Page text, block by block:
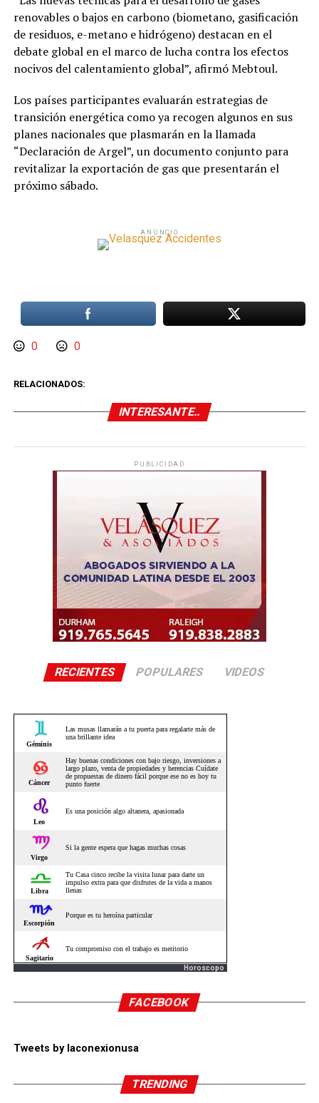
renovables o bajos en carbono (biometano, gasificación
de residuos, e-metano e hidrógeno) destacan en el
debate global en el marco de lucha contra los efectos
nocivos del calentamiento global”, afirmó Mebtoul.
Los países participantes evaluarán estrategias de
transición energética como ya recogen algunos en sus
planes nacionales que plasmarán en la llamada
“Declaración de Argel”, un documento conjunto para
revitalizar la exportación de gas que presentarán el
próximo sábado.
ANUNCIO
0 0
RELACIONADOS:
INTERESANTE..
PUBLICIDAD
RECIENTES POPULARES VIDEOS
Horoscopo
FACEBOOK
Tweets by laconexionusa
TRENDING